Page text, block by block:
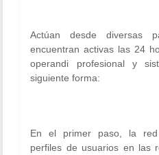
Actúan desde diversas
encuentran activas las 24
operandi profesional y
siguiente forma:
En el primer paso, la red
perfiles de usuarios en las